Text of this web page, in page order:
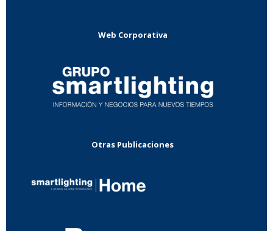
Web Corporativa
Otras Publicaciones